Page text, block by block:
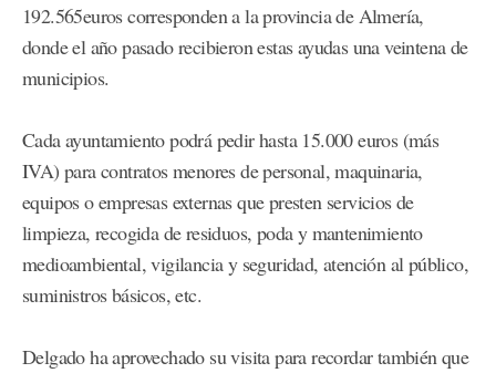
192.565euros corresponden a la provincia de Almería,
donde el año pasado recibieron estas ayudas una veintena de
municipios.
Cada ayuntamiento podrá pedir hasta 15.000 euros (más
IVA) para contratos menores de personal, maquinaria,
equipos o empresas externas que presten servicios de
limpieza, recogida de residuos, poda y mantenimiento
medioambiental, vigilancia y seguridad, atención al público,
suministros básicos, etc.
Delgado ha aprovechado su visita para recordar también que